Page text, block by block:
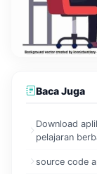
Baca Juga
Download
pelajaran
source code